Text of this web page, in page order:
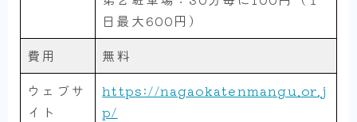
日最大600円）
費用
無料
ウェブサ
イト
https://nagaokatenmangu.or.j
p/